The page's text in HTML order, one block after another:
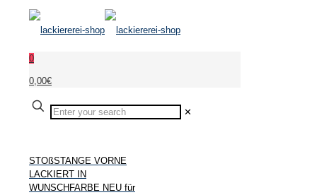
0
0,00€
✕
STOßSTANGE VORNE
LACKIERT IN
WUNSCHFARBE NEU für